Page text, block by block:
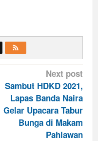
Next post
Sambut HDKD 2021,
Lapas Banda Naira
Gelar Upacara Tabur
Bunga di Makam
Pahlawan